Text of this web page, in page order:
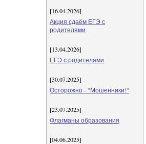
[16.04.2026]
Акция сдаём ЕГЭ с
родителями
[13.04.2026]
ЕГЭ с родителями
[30.07.2025]
Осторожно - "Мошенники!"
[23.07.2025]
Флагманы образования
[04.06.2025]